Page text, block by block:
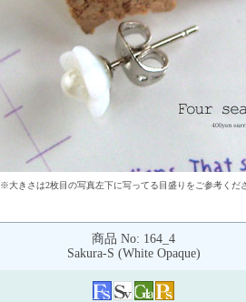
※大きさは2枚目の写真左下に写ってる目盛りをご参考くだ
商品 No: 164_4
Sakura-S (White Opaque)